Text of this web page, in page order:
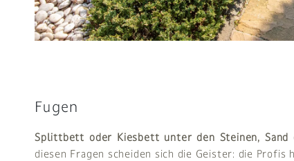
Fugen
Splittbett oder Kiesbett unter den Steinen,
diesen Fragen scheiden sich die Geister: die Profis